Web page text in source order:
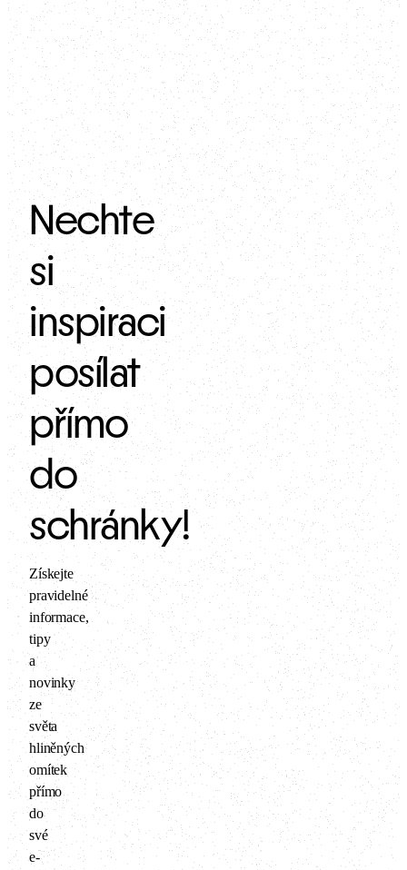
mikroklima v interiéru.
Nechte
si
inspiraci
posílat
přímo
do
schránky!
Získejte
pravidelné
informace,
tipy
a
novinky
ze
světa
hliněných
omítek
přímo
do
své
e-